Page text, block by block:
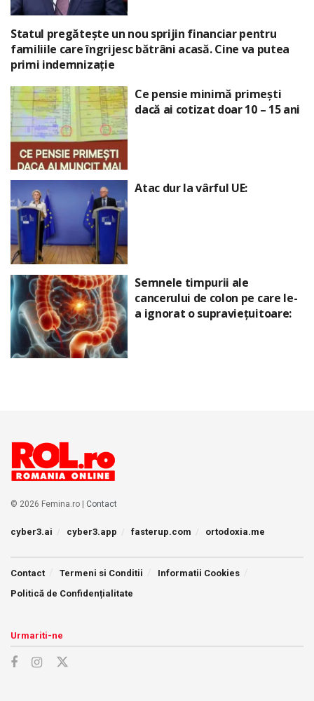
Statul pregătește un nou sprijin financiar pentru
familiile care îngrijesc bătrâni acasă. Cine va putea
primi indemnizație
Ce pensie minimă primești
dacă ai cotizat doar 10 – 15 ani
Atac dur la vârful UE:
Semnele timpurii ale
cancerului de colon pe care le-
a ignorat o supraviețuitoare:
© 2026 Femina.ro | Contact
cyber3.ai cyber3.app fasterup.com ortodoxia.me
Contact Termeni si Conditii
Informatii Cookies
Politică de Confidențialitate
Urmariti-ne